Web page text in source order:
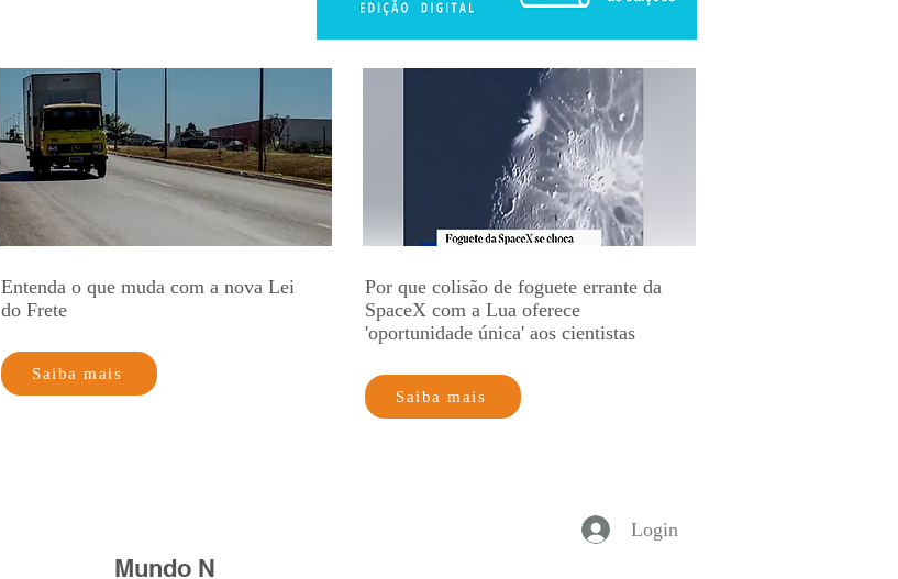
Entenda o que muda com a nova Lei
do Frete
Saiba mais
Por que colisão de foguete errante da
SpaceX com a Lua oferece
'oportunidade única' aos cientistas
Saiba mais
Login
Mundo N